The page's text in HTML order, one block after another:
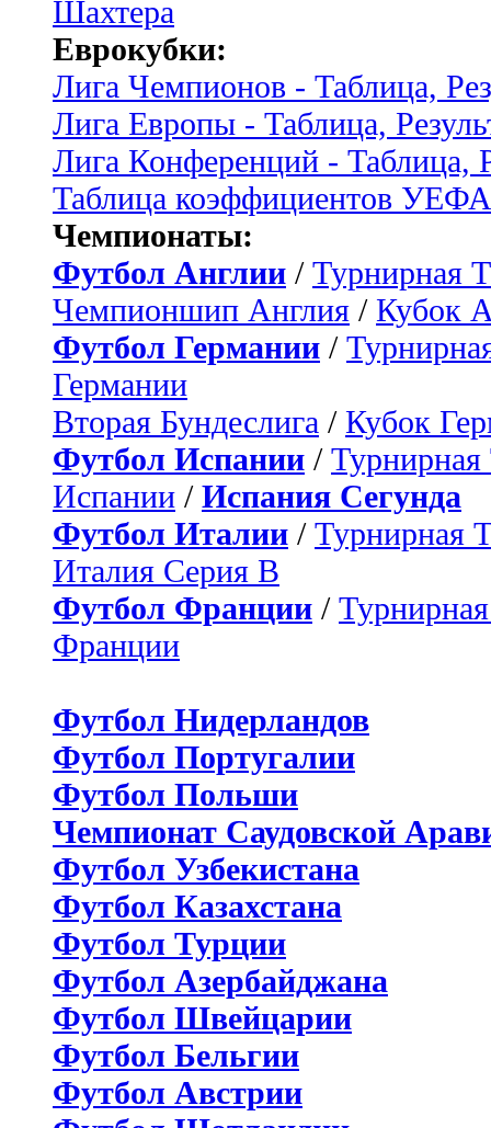
Шахтера
Еврокубки:
Лига Чемпионов - Таблица,
Лига Европы - Таблица,
Лига Конференций - Таблица,
Таблица коэффициентов УЕФА
Чемпионаты:
Футбол Англии / Турнирная
Чемпионшип Англия / Кубок
Футбол Германии /
Германии
Вторая Бундеслига / Кубок
Футбол Испании / Турнирная
Испании / Испания Сегунда
Футбол Италии / Турнирная
Италия Серия B
Футбол Франции /
Франции
Футбол Нидерландов
Футбол Португалии
Футбол Польши
Чемпионат Саудовской
Футбол Узбекистана
Футбол Казахстана
Футбол Турции
Футбол Азербайджана
Футбол Швейцарии
Футбол Бельгии
Футбол Австрии